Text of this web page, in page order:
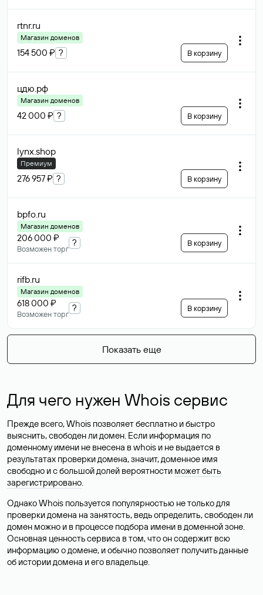
rtnr.ru
Магазин доменов
154 500 ₽ ? В корзину
цдю.рф
Магазин доменов
42 000 ₽ ? В корзину
lynx.shop
Премиум
276 957 ₽ ? В корзину
bpfo.ru
Магазин доменов
206 000 ₽
Возможен торг
? В корзину
rifb.ru
Магазин доменов
618 000 ₽
Возможен торг
? В корзину
Показать еще
Для чего нужен Whois сервис
Прежде всего, Whois позволяет бесплатно и быстро
выяснить, свободен ли домен. Если информация по
доменному имени не внесена в whois и не выдается в
результатах проверки домена, значит, доменное имя
свободно и с большой долей вероятности может быть
зарегистрировано.
Однако Whois пользуется популярностью не только для
проверки домена на занятость, ведь определить, свободен ли
домен можно и в процессе подбора имени в доменной зоне.
Основная ценность сервиса в том, что он содержит всю
информацию о домене, и обычно позволяет получить данные
об истории домена и его владельце.